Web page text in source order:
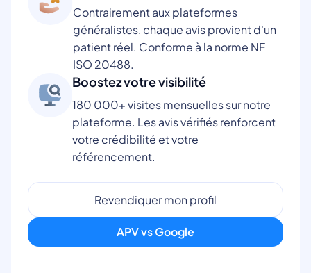
Contrairement aux plateformes
généralistes, chaque avis provient d'un
patient réel. Conforme à la norme NF
ISO 20488.
Boostez votre visibilité
180 000+ visites mensuelles sur notre
plateforme. Les avis vérifiés renforcent
votre crédibilité et votre
référencement.
Revendiquer mon profil
APV vs Google